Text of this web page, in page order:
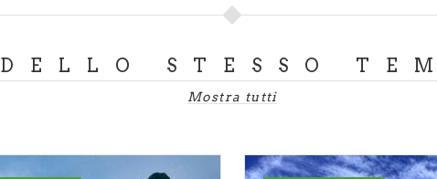
DELLO STESSO
Mostra tutti